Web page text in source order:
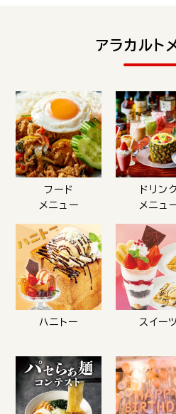
アラカルト
フード
メニュー
ドリンク
メニュ
ハニトー スイーツ